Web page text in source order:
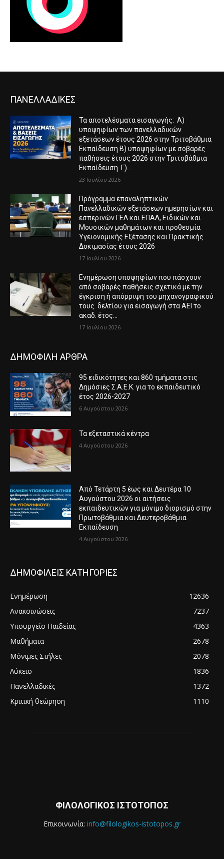
ΠΑΝΕΛΛΑΔΙΚΕΣ
Τα αποτελέσματα εισαγωγής: Α)
υποψηφίων των πανελλαδικών
εξετάσεων έτους 2026 στην Τριτοβάθμια
Εκπαίδευση Β) υποψηφίων με σοβαρές
παθήσεις έτους 2026 στην Τριτοβάθμια
Εκπαίδευση Γ)...
23 Ιουλίου 2026
Πρόγραμμα επαναληπτικών
Πανελλαδικών εξετάσεων ημερησίων και
εσπερινών ΓΕΛ και ΕΠΑΛ, Ειδικών και
Μουσικών μαθημάτων και προθεσμία
Υγειονομικής Εξέτασης και Πρακτικής
Δοκιμασίας έτους 2026
17 Ιουλίου 2026
Ενημέρωση υποψηφίων που πάσχουν
από σοβαρές παθήσεις σχετικά με την
έγκριση ή απόρριψη του μηχανογραφικού
τους δελτίου για εισαγωγή στα ΑΕΙ το
ακαδ. έτος...
17 Ιουλίου 2026
ΔΗΜΟΦΙΛΗ ΑΡΘΡΑ
95 ειδικότητες και 860 τμήματα στις
Δημόσιες Σ.Α.Ε.Κ. για το εκπαιδευτικό
έτος 2026-2027
6 Αυγούστου 2026
Τα εξεταστικά κέντρα
4 Αυγούστου 2026
Από Τετάρτη 5 έως και Δευτέρα 10
Αυγούστου 2026 οι αιτήσεις
εκπαιδευτικών για μόνιμο διορισμό στην
Πρωτοβάθμια και Δευτεροβάθμια
Εκπαίδευση
4 Αυγούστου 2026
ΔΗΜΟΦΙΛΕΙΣ ΚΑΤΗΓΟΡΙΕΣ
Ενημέρωση
12636
Ανακοινώσεις
7237
Υπουργείο Παιδείας
4363
Μαθήματα
2678
Μόνιμες Στήλες
2078
Λύκειο
1836
Πανελλαδικές
1372
Κριτική θεώρηση
1110
ΦΙΛΟΛΟΓΙΚΟΣ ΙΣΤΟΤΟΠΟΣ
Επικοινωνία: info@filologikos-istotopos.gr